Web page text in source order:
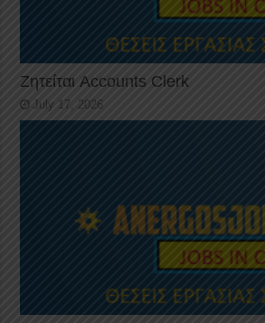
Ζητείται Accounts Clerk
July 17, 2026